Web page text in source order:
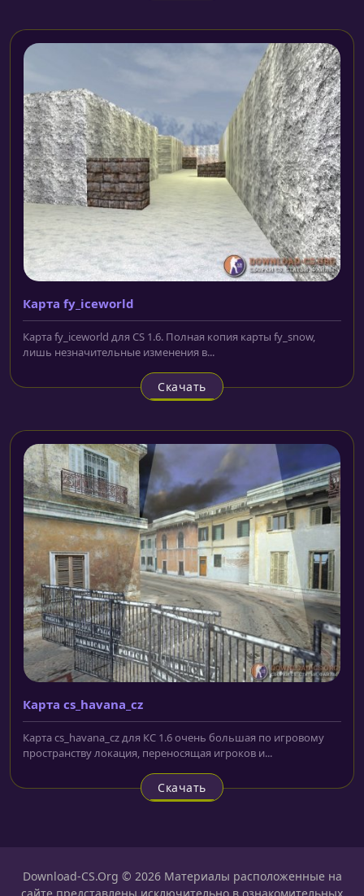
Карта fy_iceworld
Карта fy_iceworld для CS 1.6. Полная копия карты fy_snow,
лишь незначительные изменения в...
Скачать
Карта cs_havana_cz
Карта cs_havana_cz для КС 1.6 очень большая по игровому
пространству локация, переносящая игроков и...
Скачать
Download-CS.Org © 2026 Материалы расположенные на